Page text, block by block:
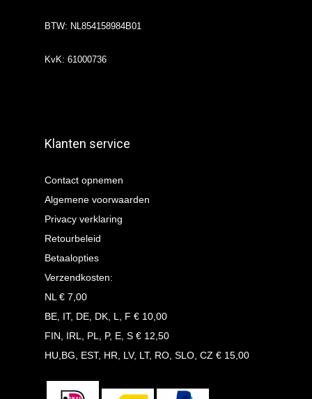
BTW: NL854158984B01
KvK: 61000736
Klanten service
Contact opnemen
Algemene voorwaarden
Privacy verklaring
Retourbeleid
Betaalopties
Verzendkosten:
NL € 7,00
BE, IT, DE, DK, L, F € 10,00
FIN, IRL, PL, P, E, S € 12,50
HU,BG, EST, HR, LV, LT, RO, SLO, CZ € 15,00